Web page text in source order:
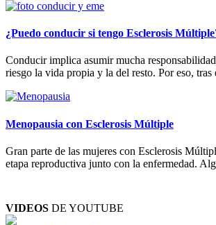
¿Puedo conducir si tengo Esclerosis
Conducir implica asumir mucha
riesgo la vida propia y la del resto. Por eso, tras
Menopausia con Esclerosis Múltiple
Gran parte de las mujeres con Esclerosis
etapa reproductiva junto con la enfermedad.
VIDEOS DE YOUTUBE